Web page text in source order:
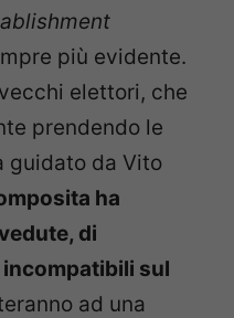
più evidente.
elettori, che
prendendo le
guidato da Vito
ha
di
sul
ad una